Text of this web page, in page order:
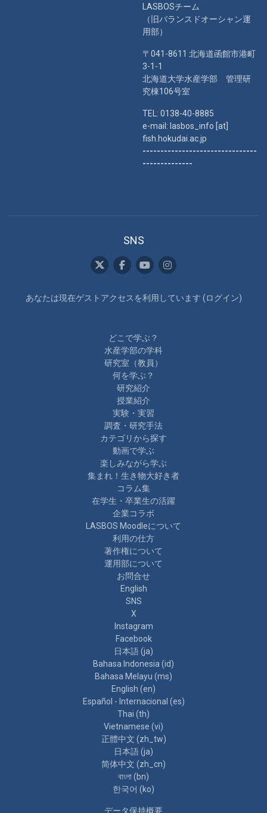
LASBOSチーム
（旧バランスドオーシャン運
用部）
〒041-8611 北海道函館市港町
3-1-1
北海道大学水産学部 管理研
究棟106号室
TEL: 0138-40-8885
e-mail: lasbos_info [at]
fish.hokudai.ac.jp
--------------------------------
--------------
SNS
あなたは現在ゲストアクセスを利用しています (ログイン)
どこで学ぶ？
水産学部の学科
研究室（教員）
何を学ぶ？
研究紹介
授業紹介
実験・実習
調査・研究手法
カテゴリから探す
動画で学ぶ
楽しみながら学ぶ
集まれ！生き物大好き者
コラム集
在学生・卒業生の活躍
企業コラボ
LASBOS Moodleについて
利用の仕方
著作権について
運用部について
お問合せ
English
SNS
X
Instagram
Facebook
日本語 ‎(ja)‎
Bahasa Indonesia ‎(id)‎
Bahasa Melayu ‎(ms)‎
English ‎(en)‎
Español - Internacional ‎(es)‎
Thai ‎(th)‎
Vietnamese ‎(vi)‎
正體中文 ‎(zh_tw)‎
日本語 ‎(ja)‎
简体中文 ‎(zh_cn)‎
বাংলা ‎(bn)‎
한국어 ‎(ko)‎
データ保持概要